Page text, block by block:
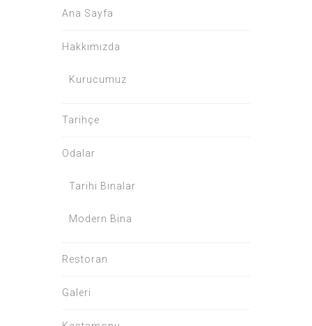
Ana Sayfa
Hakkımızda
Kurucumuz
Tarihçe
Odalar
Tarihi Binalar
Modern Bina
Restoran
Galeri